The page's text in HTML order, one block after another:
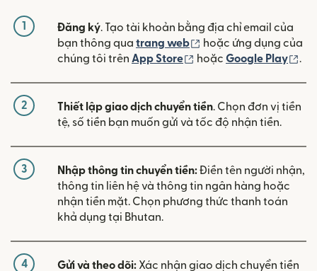
1 Đăng ký. Tạo tài khoản bằng địa chỉ email của
bạn thông qua trang web (mở trong cửa sổ mới)
hoặc ứng dụng của
chúng tôi trên App Store (mở trong cửa sổ mới)
hoặc Google Play .
2 Thiết lập giao dịch chuyển tiền. Chọn đơn vị tiền
tệ, số tiền bạn muốn gửi và tốc độ nhận tiền.
3 Nhập thông tin chuyển tiền:Điền tên người nhận,
thông tin liên hệ và thông tin ngân hàng hoặc
nhận tiền mặt. Chọn phương thức thanh toán
khả dụng tại Bhutan.
4 Gửi và theo dõi: Xác nhận giao dịch chuyển tiền